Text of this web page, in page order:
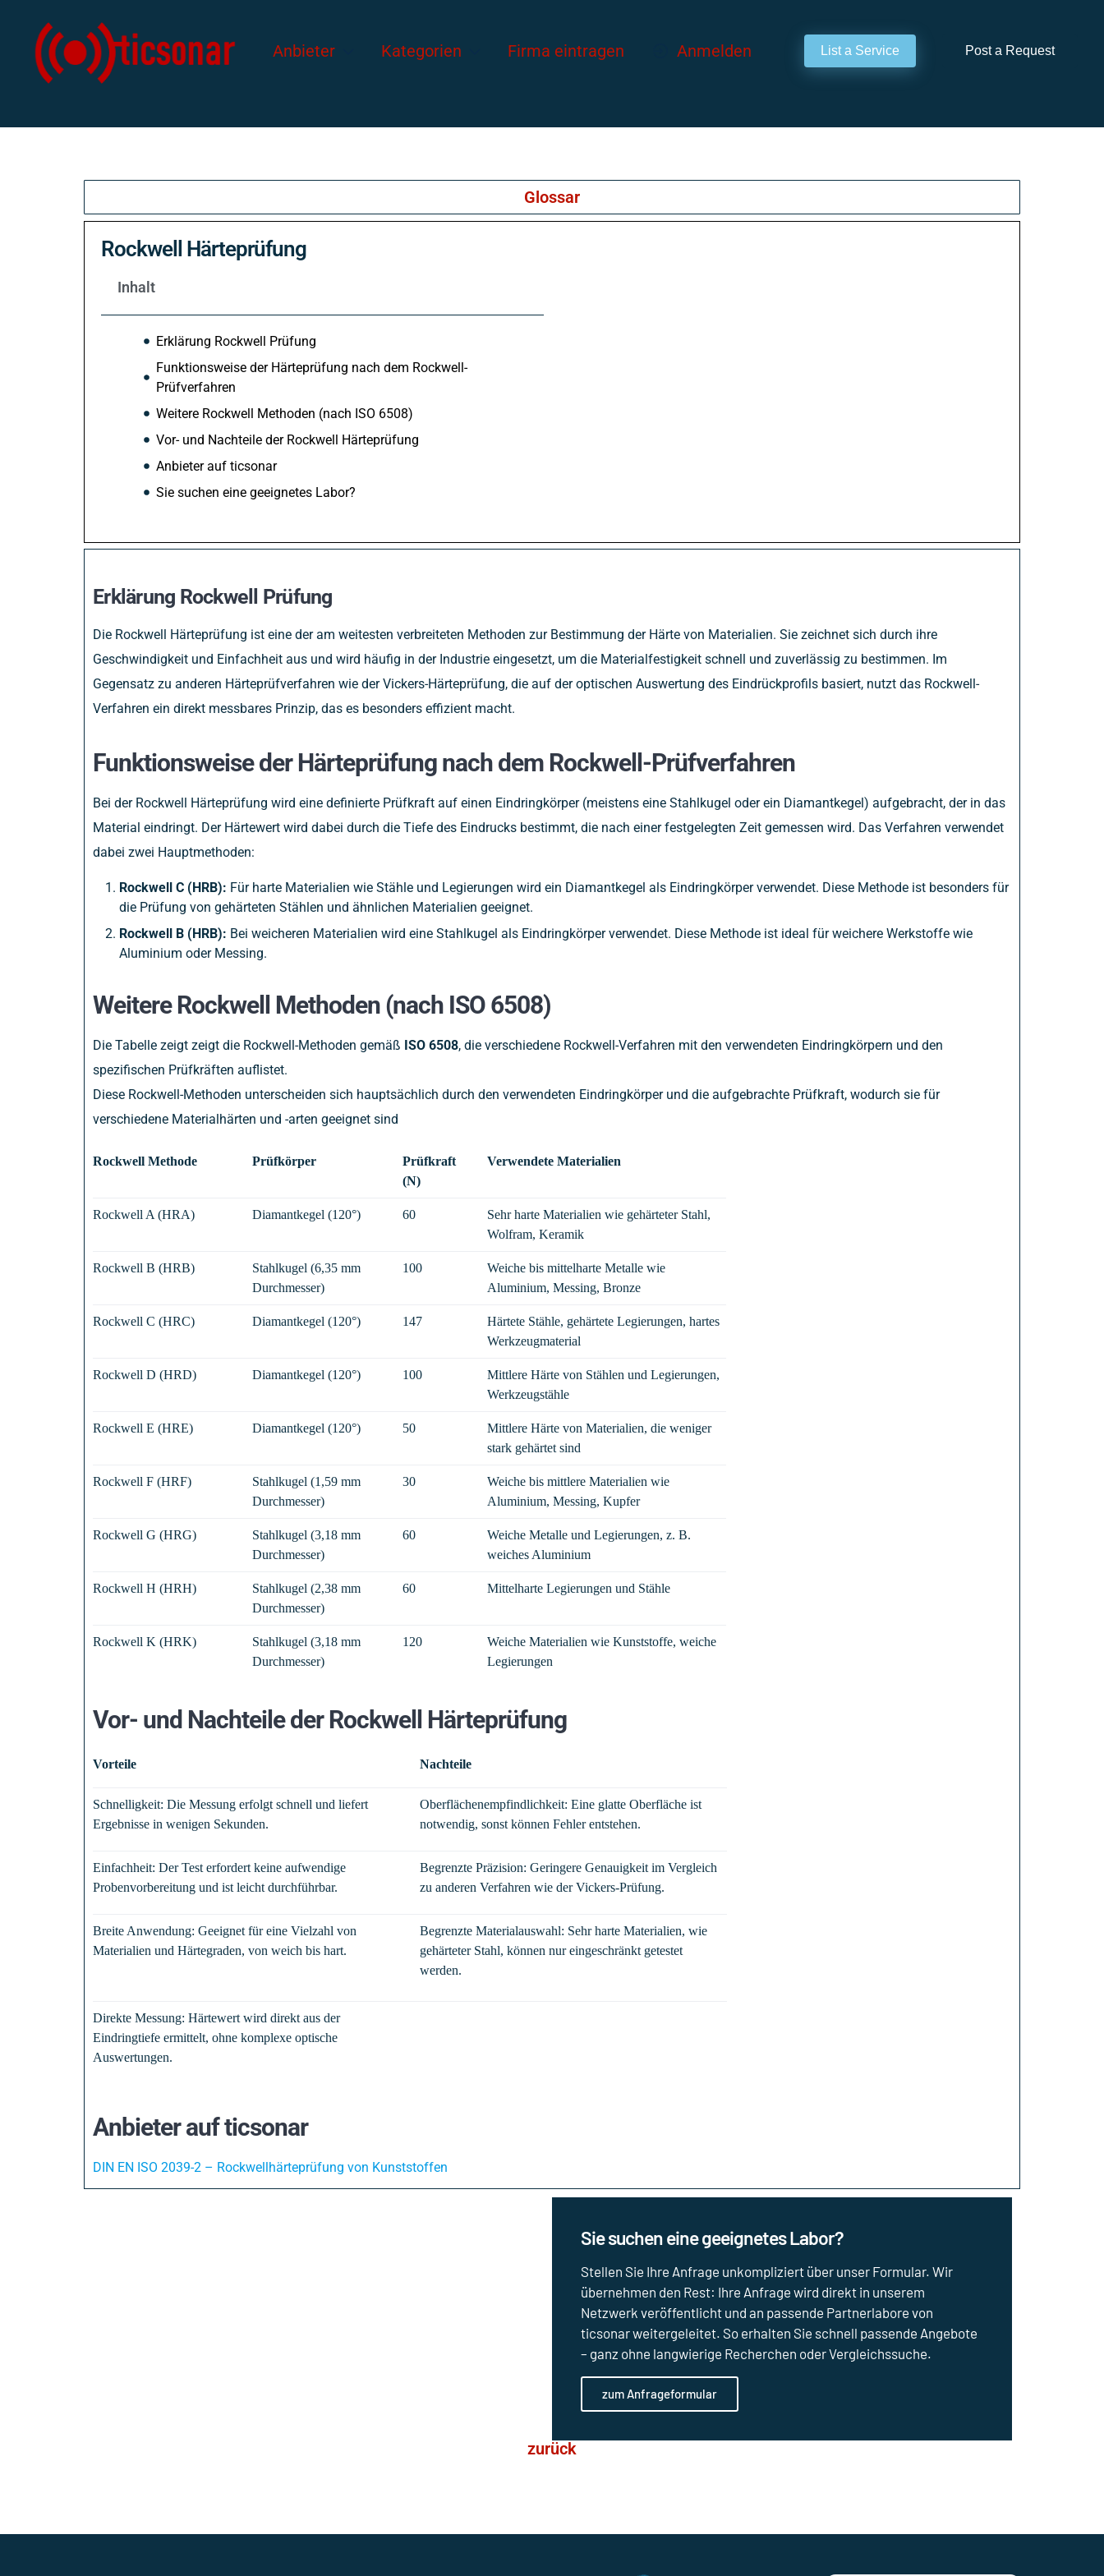
Anbieter Kategorien Firma eintragen Anmelden List a Service Post a Request
Glossar
Rockwell Härteprüfung
Inhalt
Erklärung Rockwell Prüfung
Funktionsweise der Härteprüfung nach dem Rockwell-
Prüfverfahren
Weitere Rockwell Methoden (nach ISO 6508)
Vor- und Nachteile der Rockwell Härteprüfung
Anbieter auf ticsonar
Sie suchen eine geeignetes Labor?
Erklärung Rockwell Prüfung
Die Rockwell Härteprüfung ist eine der am weitesten verbreiteten Methoden zur Bestimmung der Härte von Materialien. Sie zeichnet sich durch ihre
Geschwindigkeit und Einfachheit aus und wird häufig in der Industrie eingesetzt, um die Materialfestigkeit schnell und zuverlässig zu bestimmen. Im
Gegensatz zu anderen Härteprüfverfahren wie der Vickers-Härteprüfung, die auf der optischen Auswertung des Eindrückprofils basiert, nutzt das Rockwell-
Verfahren ein direkt messbares Prinzip, das es besonders effizient macht.
Funktionsweise der Härteprüfung nach dem Rockwell-Prüfverfahren
Bei der Rockwell Härteprüfung wird eine definierte Prüfkraft auf einen Eindringkörper (meistens eine Stahlkugel oder ein Diamantkegel) aufgebracht, der in das
Material eindringt. Der Härtewert wird dabei durch die Tiefe des Eindrucks bestimmt, die nach einer festgelegten Zeit gemessen wird. Das Verfahren verwendet
dabei zwei Hauptmethoden:
Rockwell C (HRB): Für harte Materialien wie Stähle und Legierungen wird ein Diamantkegel als Eindringkörper verwendet. Diese Methode ist besonders für
die Prüfung von gehärteten Stählen und ähnlichen Materialien geeignet.
Rockwell B (HRB): Bei weicheren Materialien wird eine Stahlkugel als Eindringkörper verwendet. Diese Methode ist ideal für weichere Werkstoffe wie
Aluminium oder Messing.
Weitere Rockwell Methoden (nach ISO 6508)
Die Tabelle zeigt zeigt die Rockwell-Methoden gemäß ISO 6508, die verschiedene Rockwell-Verfahren mit den verwendeten Eindringkörpern und den
spezifischen Prüfkräften auflistet.
Diese Rockwell-Methoden unterscheiden sich hauptsächlich durch den verwendeten Eindringkörper und die aufgebrachte Prüfkraft, wodurch sie für
verschiedene Materialhärten und -arten geeignet sind
Rockwell Methode Prüfkörper
Prüfkraft
(N)
Verwendete Materialien
Rockwell A (HRA) Diamantkegel (120°) 60
Sehr harte Materialien wie gehärteter Stahl,
Wolfram, Keramik
Rockwell B (HRB)
Stahlkugel (6,35 mm
Durchmesser)
100
Weiche bis mittelharte Metalle wie
Aluminium, Messing, Bronze
Rockwell C (HRC) Diamantkegel (120°) 147
Härtete Stähle, gehärtete Legierungen, hartes
Werkzeugmaterial
Rockwell D (HRD) Diamantkegel (120°) 100
Mittlere Härte von Stählen und Legierungen,
Werkzeugstähle
Rockwell E (HRE) Diamantkegel (120°) 50
Mittlere Härte von Materialien, die weniger
stark gehärtet sind
Rockwell F (HRF)
Stahlkugel (1,59 mm
Durchmesser)
30
Weiche bis mittlere Materialien wie
Aluminium, Messing, Kupfer
Rockwell G (HRG)
Stahlkugel (3,18 mm
Durchmesser)
60
Weiche Metalle und Legierungen, z. B.
weiches Aluminium
Rockwell H (HRH)
Stahlkugel (2,38 mm
Durchmesser)
60 Mittelharte Legierungen und Stähle
Rockwell K (HRK)
Stahlkugel (3,18 mm
Durchmesser)
120
Weiche Materialien wie Kunststoffe, weiche
Legierungen
Vor- und Nachteile der Rockwell Härteprüfung
Vorteile Nachteile
Schnelligkeit: Die Messung erfolgt schnell und liefert
Ergebnisse in wenigen Sekunden.
Oberflächenempfindlichkeit: Eine glatte Oberfläche ist
notwendig, sonst können Fehler entstehen.
Einfachheit: Der Test erfordert keine aufwendige
Probenvorbereitung und ist leicht durchführbar.
Begrenzte Präzision: Geringere Genauigkeit im Vergleich
zu anderen Verfahren wie der Vickers-Prüfung.
Breite Anwendung: Geeignet für eine Vielzahl von
Materialien und Härtegraden, von weich bis hart.
Begrenzte Materialauswahl: Sehr harte Materialien, wie
gehärteter Stahl, können nur eingeschränkt getestet
werden.
Direkte Messung: Härtewert wird direkt aus der
Eindringtiefe ermittelt, ohne komplexe optische
Auswertungen.
Anbieter auf ticsonar
DIN EN ISO 2039-2 – Rockwellhärteprüfung von Kunststoffen
Sie suchen eine geeignetes Labor?
Stellen Sie Ihre Anfrage unkompliziert über unser Formular. Wir
übernehmen den Rest: Ihre Anfrage wird direkt in unserem
Netzwerk veröffentlicht und an passende Partnerlabore von
ticsonar weitergeleitet. So erhalten Sie schnell passende Angebote
– ganz ohne langwierige Recherchen oder Vergleichssuche.
zum Anfrageformular
zurück